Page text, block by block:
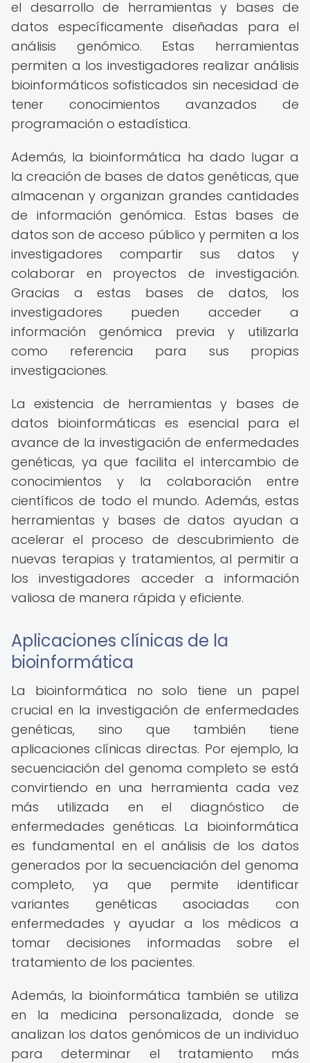
el desarrollo de herramientas y bases de
datos específicamente diseñadas para el
análisis genómico. Estas herramientas
permiten a los investigadores realizar análisis
bioinformáticos sofisticados sin necesidad de
tener conocimientos avanzados de
programación o estadística.
Además, la bioinformática ha dado lugar a
la creación de bases de datos genéticas, que
almacenan y organizan grandes cantidades
de información genómica. Estas bases de
datos son de acceso público y permiten a los
investigadores compartir sus datos y
colaborar en proyectos de investigación.
Gracias a estas bases de datos, los
investigadores pueden acceder a
información genómica previa y utilizarla
como referencia para sus propias
investigaciones.
La existencia de herramientas y bases de
datos bioinformáticas es esencial para el
avance de la investigación de enfermedades
genéticas, ya que facilita el intercambio de
conocimientos y la colaboración entre
científicos de todo el mundo. Además, estas
herramientas y bases de datos ayudan a
acelerar el proceso de descubrimiento de
nuevas terapias y tratamientos, al permitir a
los investigadores acceder a información
valiosa de manera rápida y eficiente.
Aplicaciones clínicas de la
bioinformática
La bioinformática no solo tiene un papel
crucial en la investigación de enfermedades
genéticas, sino que también tiene
aplicaciones clínicas directas. Por ejemplo, la
secuenciación del genoma completo se está
convirtiendo en una herramienta cada vez
más utilizada en el diagnóstico de
enfermedades genéticas. La bioinformática
es fundamental en el análisis de los datos
generados por la secuenciación del genoma
completo, ya que permite identificar
variantes genéticas asociadas con
enfermedades y ayudar a los médicos a
tomar decisiones informadas sobre el
tratamiento de los pacientes.
Además, la bioinformática también se utiliza
en la medicina personalizada, donde se
analizan los datos genómicos de un individuo
para determinar el tratamiento más